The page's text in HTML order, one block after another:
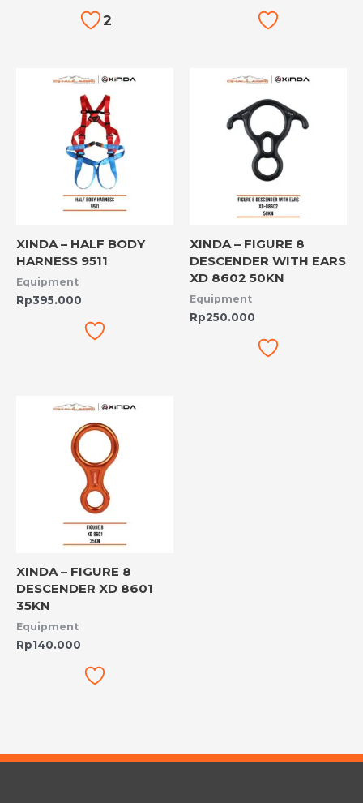
2
XINDA – HALF BODY
HARNESS 9511
Equipment
Rp395.000
XINDA – FIGURE 8
DESCENDER WITH EARS
XD 8602 50KN
Equipment
Rp250.000
XINDA – FIGURE 8
DESCENDER XD 8601
35KN
Equipment
Rp140.000